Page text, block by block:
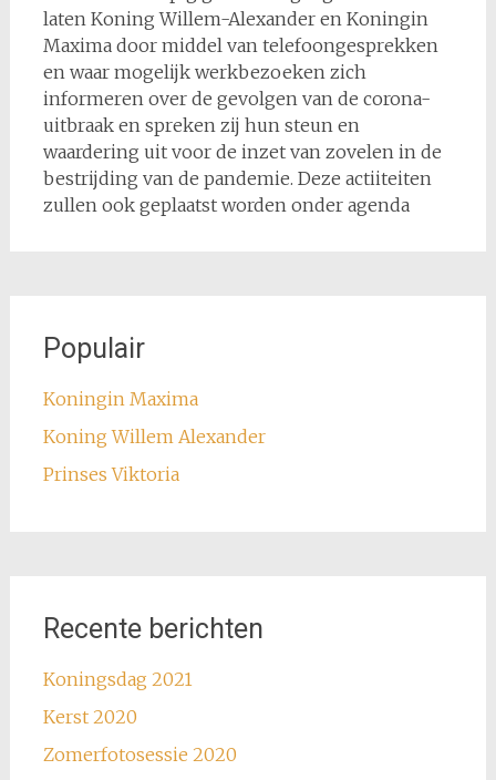
laten Koning Willem-Alexander en Koningin
Maxima door middel van telefoongesprekken
en waar mogelijk werkbezoeken zich
informeren over de gevolgen van de corona-
uitbraak en spreken zij hun steun en
waardering uit voor de inzet van zovelen in de
bestrijding van de pandemie. Deze actiiteiten
zullen ook geplaatst worden onder agenda
Populair
Koningin Maxima
Koning Willem Alexander
Prinses Viktoria
Recente berichten
Koningsdag 2021
Kerst 2020
Zomerfotosessie 2020